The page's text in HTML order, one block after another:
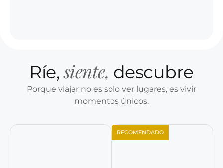
Ríe,siente, descubre
Porque viajar no es solo ver lugares, es vivir
momentos únicos.
RECOMENDADO